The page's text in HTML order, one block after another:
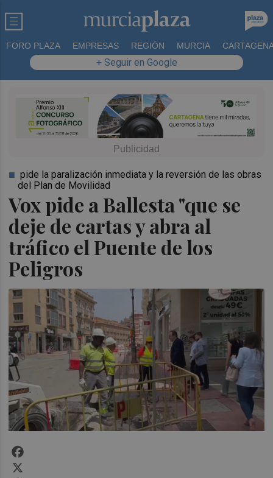
FORO PLAZA EMPRESAS REGIÓN MURCIA
+ Seguir en Google
Vox pide a Ballesta "que se
deje de cartas y abra al
tráfico el Puente de los
Peligros
pide la paralización inmediata y la reversión de las obras
del Plan de Movilidad